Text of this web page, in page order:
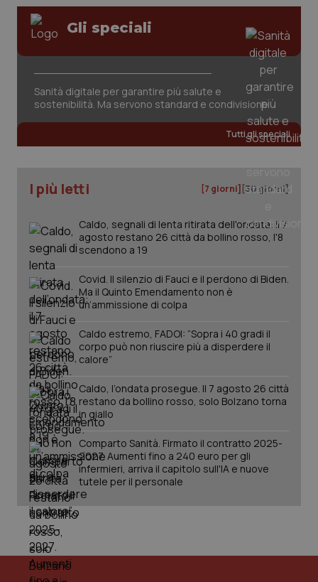
Gli speciali
Sanità digitale per garantire più salute e
sostenibilità. Ma servono standard e condivisione
Tutti gli speciali
I più letti [7 giorni] [30 giorni]
Caldo, segnali di lenta ritirata dell'ondata: il 7
agosto restano 26 città da bollino rosso, l'8
scendono a 19
Covid. Il silenzio di Fauci e il perdono di Biden.
Ma il Quinto Emendamento non è
un’ammissione di colpa
Caldo estremo, FADOI: “Sopra i 40 gradi il
corpo può non riuscire più a disperdere il
calore”
Caldo, l’ondata prosegue. Il 7 agosto 26 città
restano da bollino rosso, solo Bolzano torna
in giallo
Comparto Sanità. Firmato il contratto 2025-
2027. Aumenti fino a 240 euro per gli
infermieri, arriva il capitolo sull'IA e nuove
tutele per il personale
tracking-enable
www.quotidianosanita.it
_ga
Google LLC